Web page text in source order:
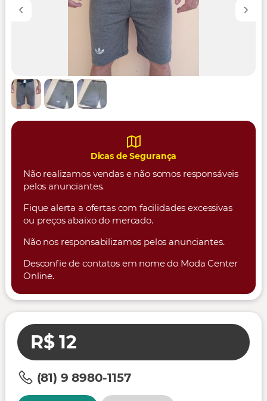
Dicas de Segurança
Não realizamos vendas e não somos responsáveis
pelos anunciantes.
Fique alerta a ofertas com facilidades excessivas
ou preços abaixo do mercado.
Não nos responsabilizamos pelos anunciantes.
Desconfie de contatos em nome do Moda Center
Online.
R$ 12
(81) 9 8980-1157